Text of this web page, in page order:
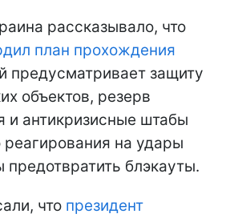
рассказывало, что
план прохождения
предусматривает защиту
объектов, резерв
и антикризисные штабы
на удары
предотвратить блэкауты.
что президент